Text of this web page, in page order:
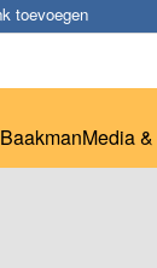
toevoegen
BaakmanMedia&